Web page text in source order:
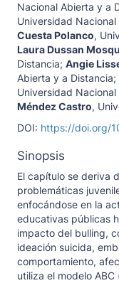
Nacional Abierta y a
Universidad
Cuesta Polanco,
Laura Dussan
Distancia; Angie
Abierta y a Distancia;
Universidad
Méndez Castro,
DOI: https://doi.org/
Sinopsis
El capítulo se deriva
problemáticas
enfocándose en la
educativas públicas
impacto del bulling,
ideación suicida,
comportamiento,
utiliza el modelo